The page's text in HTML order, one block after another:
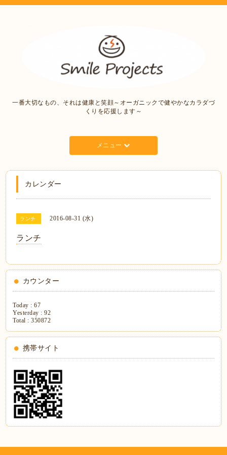
一番大切なもの、それは健康と笑顔～オーガニックで健やかなカラダづ
くりを応援します～
メニュー
カレンダー
ランチ 2016-08-31 (水)
ランチ
カウンター
Today :67
Yesterday :92
Total :350872
携帯サイト